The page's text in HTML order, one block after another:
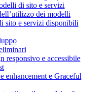
di sito e servizi
dei modelli
sito e servizi disponibili
responsivo e accessibile
enhancement e Graceful